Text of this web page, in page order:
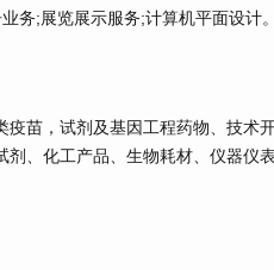
务;展览展示服务;计算机平面设计。
，试剂及基因工程药物、技术
、化工产品、生物耗材、仪器仪